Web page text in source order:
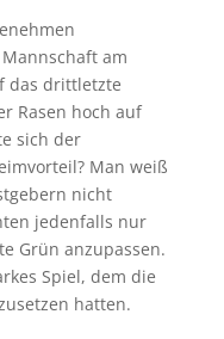
am
das drittletzte
Rasen hoch auf
sich der
Man weiß
nicht
jedenfalls nur
Grün anzupassen.
Spiel, dem die
hatten.